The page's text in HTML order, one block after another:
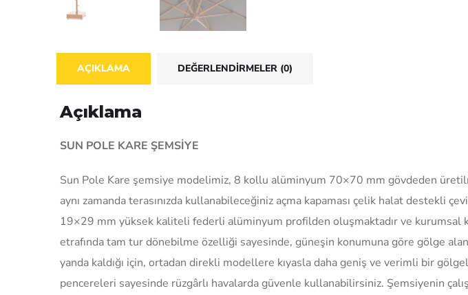
AÇIKLAMA DEĞERLENDIRMELER (0)
Açıklama
SUN POLE KARE ŞEMSİYE
Sun Pole Kare şemsiye modelimiz, 8 kollu alüminyum 70×70 mm gövdeden
aynı zamanda terasınızda kullanabileceğiniz açma kapaması çelik halat
19×29 mm yüksek kaliteli federli alüminyum profilden oluşmaktadır ve kurumsal
etrafında tam tur dönebilme özelliği sayesinde, güneşin konumuna göre gölge
yanda kaldığı için, ortadan direkli modellere kıyasla daha geniş ve verimli bir
pencereleri sayesinde rüzgârlı havalarda güvenle kullanabilirsiniz. Şemsiyenin